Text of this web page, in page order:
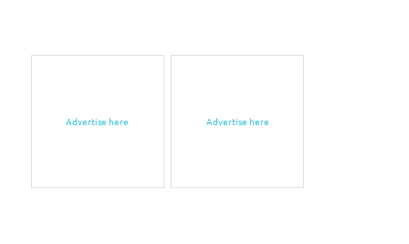
Advertise here Advertise here